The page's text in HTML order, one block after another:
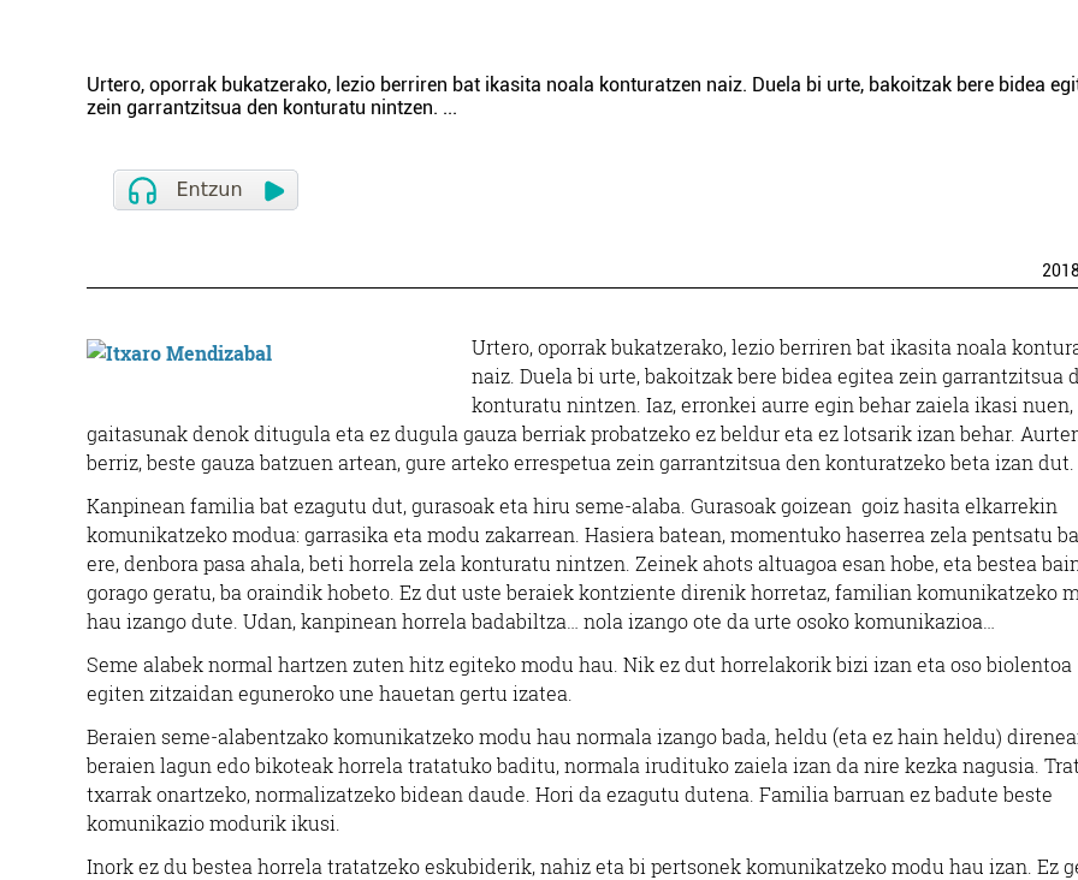
Urtero, oporrak bukatzerako, lezio berriren bat ikasita noala konturatzen naiz. Duela bi urte, bakoitzak bere bidea
zein garrantzitsua den konturatu nintzen. ...
Urtero, oporrak bukatzerako, lezio berriren bat ikasita noala
naiz. Duela bi urte, bakoitzak bere bidea egitea zein garrantzitsua
konturatu nintzen. Iaz, erronkei aurre egin behar zaiela ikasi nuen,
gaitasunak denok ditugula eta ez dugula gauza berriak probatzeko ez beldur eta ez lotsarik izan behar.
berriz, beste gauza batzuen artean, gure arteko errespetua zein garrantzitsua den konturatzeko beta izan dut.
Kanpinean familia bat ezagutu dut, gurasoak eta hiru seme-alaba. Gurasoak goizean goiz hasita elkarrekin
komunikatzeko modua: garrasika eta modu zakarrean. Hasiera batean, momentuko haserrea zela pentsatu
ere, denbora pasa ahala, beti horrela zela konturatu nintzen. Zeinek ahots altuagoa esan hobe, eta bestea
gorago geratu, ba oraindik hobeto. Ez dut uste beraiek kontziente direnik horretaz, familian komunikatzeko
hau izango dute. Udan, kanpinean horrela badabiltza… nola izango ote da urte osoko komunikazioa…
Seme alabek normal hartzen zuten hitz egiteko modu hau. Nik ez dut horrelakorik bizi izan eta oso biolentoa
egiten zitzaidan eguneroko une hauetan gertu izatea.
Beraien seme-alabentzako komunikatzeko modu hau normala izango bada, heldu (eta ez hain heldu)
beraien lagun edo bikoteak horrela tratatuko baditu, normala irudituko zaiela izan da nire kezka nagusia.
txarrak onartzeko, normalizatzeko bidean daude. Hori da ezagutu dutena. Familia barruan ez badute beste
komunikazio modurik ikusi.
Inork ez du bestea horrela tratatzeko eskubiderik, nahiz eta bi pertsonek komunikatzeko modu hau izan. Ez